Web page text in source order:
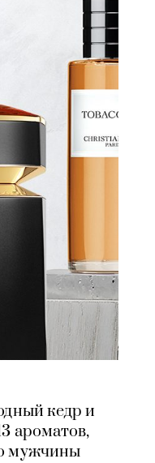
кедр и
ароматов,
мужчины